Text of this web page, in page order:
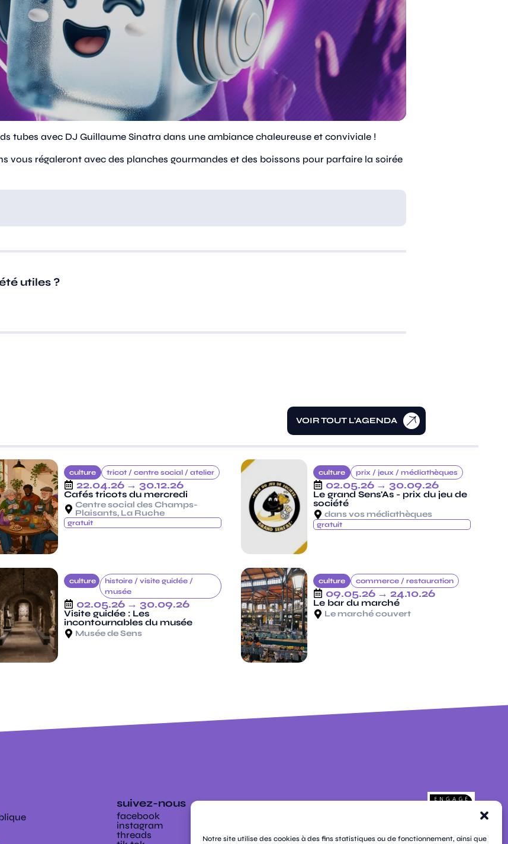
Notre site utilise des cookies à des fins statistiques ou de fonctionnement, ainsi que
tubes avec DJ Guillaume Sinatra dans une ambiance chaleureuse et conviviale !
vous régaleront avec des planches gourmandes et des boissons pour parfaire la soirée
utiles ?
VOIR TOUT L'AGENDA
culture tricot / centre social / atelier
22.04.26 → 30.12.26
Cafés tricots du mercredi
Centre social des Champs-
Plaisants, La Ruche
gratuit
culture prix /jeux /médiathèques
02.05.26 → 30.09.26
Le grand Sens'As - prix du jeu de
société
dans vos médiathèques
gratuit
culture histoire /visite guidée /
musée
02.05.26 → 30.09.26
Visite guidée : Les
incontournables du musée
Musée de Sens
culture commerce /restauration
09.05.26 → 24.10.26
Le bar du marché
Le marché couvert
suivez-nous
facebook
instagram
threads
pages
plan du site